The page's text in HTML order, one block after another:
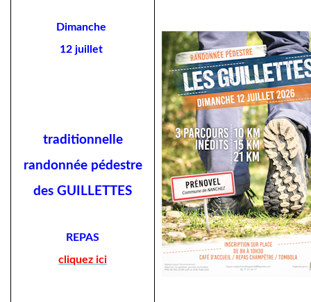
Dimanche
12 juillet
traditionnelle
randonnée pédestre
des GUILLETTES
REPAS
cliquez ici